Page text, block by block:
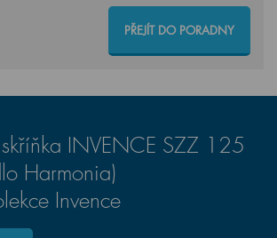
PŘEJÍT DO PORADNY
INVENCE SZZ 125
Harmonia)
Invence